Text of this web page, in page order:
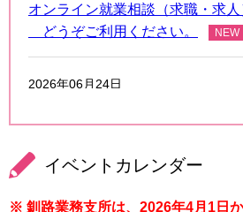
オンライン就業相談（求職・求人
どうぞご利用ください。
2026年06月24日
研修のご案内
イベントカレンダー
※ 釧路業務支所は、2026年4月1日か